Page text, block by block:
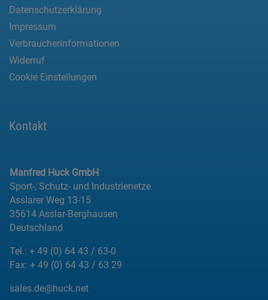
Datenschutzerklärung
Impressum
Verbraucherinformationen
Widerruf
Cookie Einstellungen
Kontakt
Manfred Huck GmbH
Sport-, Schutz- und Industrienetze
Asslarer Weg 13-15
35614 Asslar-Berghausen
Deutschland
Tel.: + 49 (0) 64 43 / 63-0
Fax: + 49 (0) 64 43 / 63 29
sales.de@huck.net